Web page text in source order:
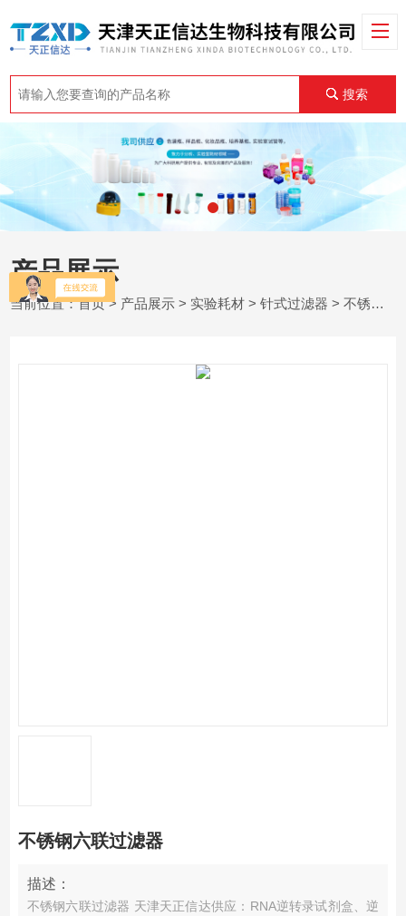
搜索
产品展示
当前位置：首页> 产品展示 > 实验耗材 >针式过滤器 > 不锈钢六联过滤器
不锈钢六联过滤器
描述：
不锈钢六联过滤器 天津天正信达供应：RNA逆转录试剂盒、逆